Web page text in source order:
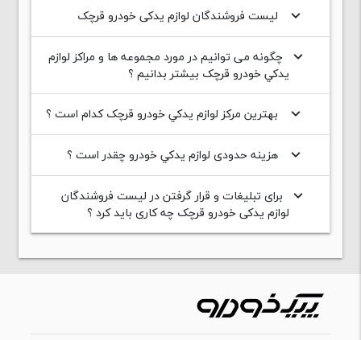
keyboard_arrow_down لیست فروشندگان لوازم یدکی خودرو قرچک
keyboard_arrow_down چگونه می توانیم در مورد مجموعه ها و مراکز لوازم
يدکي خودرو قرچک بیشتر بدانیم ؟
keyboard_arrow_down بهترین مرکز لوازم يدکي خودرو قرچک کدام است ؟
keyboard_arrow_down هزینه حدودی لوازم يدکي خودرو چقدر است ؟
keyboard_arrow_down
برای تبلیغات و قرار گرفتن در لیست فروشندگان
لوازم یدکی خودرو قرچک چه کاری باید کرد ؟